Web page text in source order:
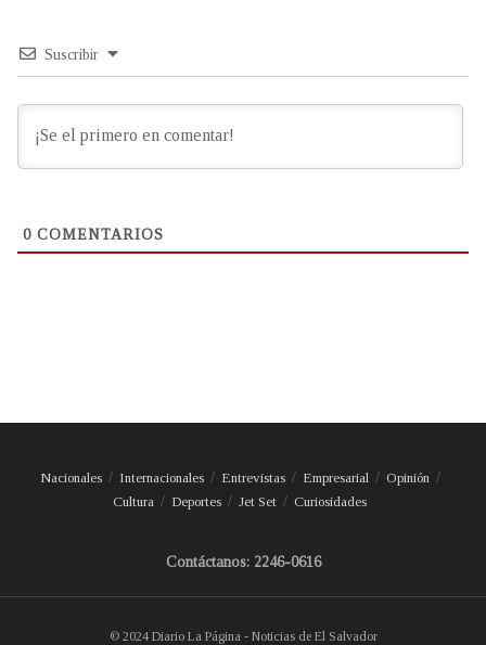
Suscribir
0 COMENTARIOS
Nacionales Internacionales Entrevistas Empresarial
Opinión
Cultura
Deportes Jet Set Curiosidades
Contáctanos: 2246-0616
© 2024 Diario La Página - Noticias de El Salvador